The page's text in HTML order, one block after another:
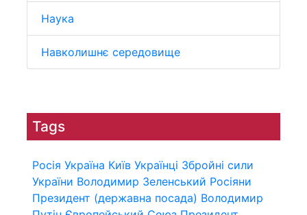
Наука
Навколишнє середовище
Tags
Росія Україна Київ Українці Збройні сили
України Володимир Зеленський Росіяни
Президент (державна посада) Володимир